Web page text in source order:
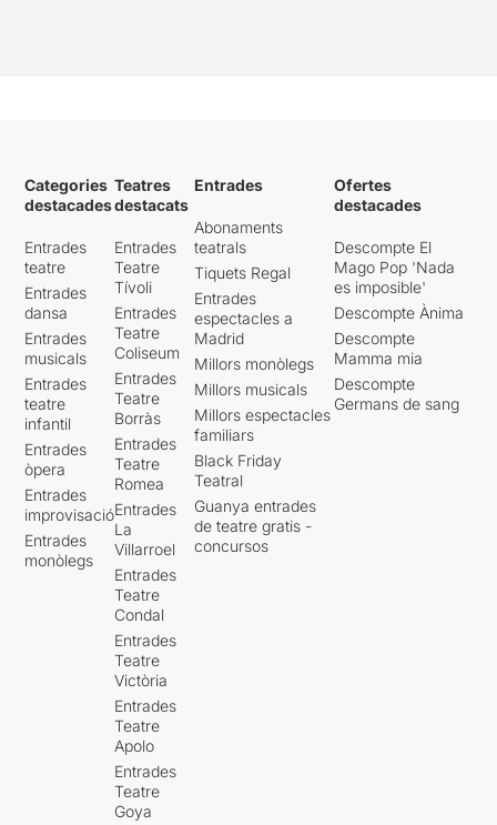
Categories
destacades
Entrades
teatre
Entrades
dansa
Entrades
musicals
Entrades
teatre
infantil
Entrades
òpera
Entrades
improvisació
Entrades
monòlegs
Teatres
destacats
Entrades
Teatre
Tívoli
Entrades
Teatre
Coliseum
Entrades
Teatre
Borràs
Entrades
Teatre
Romea
Entrades
La
Villarroel
Entrades
Teatre
Condal
Entrades
Teatre
Victòria
Entrades
Teatre
Apolo
Entrades
Teatre
Goya
Entrades
Abonaments
teatrals
Tiquets Regal
Entrades
espectacles a
Madrid
Millors monòlegs
Millors musicals
Millors espectacles
familiars
Black Friday
Teatral
Guanya entrades
de teatre gratis -
concursos
Ofertes
destacades
Descompte El
Mago Pop 'Nada
es imposible'
Descompte Ànima
Descompte
Mamma mia
Descompte
Germans de sang